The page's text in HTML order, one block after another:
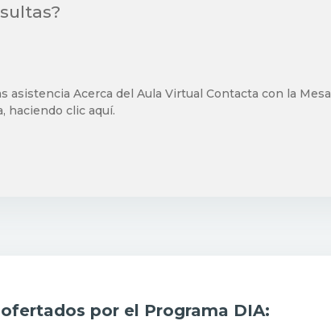
asistencia Acerca del Aula Virtual Contacta con la Mesa
haciendo clic aquí.
por el Programa DIA: